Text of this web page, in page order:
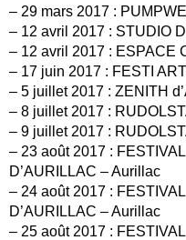
– 29 mars 2017 :
– 12 avril 2017 : STUDIO
– 12 avril 2017 : ESPACE
– 17 juin 2017 : FESTI
– 5 juillet 2017 : ZENITH
– 8 juillet 2017 :
– 9 juillet 2017 :
– 23 août 2017 :
D’AURILLAC – Aurillac
– 24 août 2017 :
D’AURILLAC – Aurillac
– 25 août 2017 :